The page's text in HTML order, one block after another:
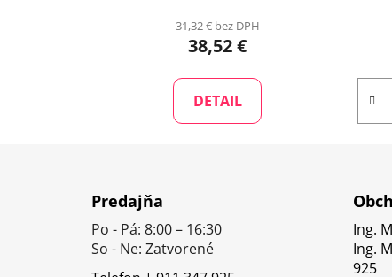
31,32 € bez DPH
38,52 €
DETAIL
Predajňa
Po - Pá: 8:00 – 16:30
So - Ne: Zatvorené
Ing.
Ing.
925